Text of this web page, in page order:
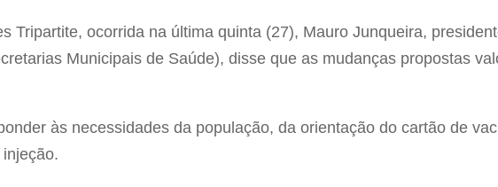
Tripartite, ocorrida na última quinta (27), Mauro Junqueira,
Municipais de Saúde), disse que as mudanças propostas
às necessidades da população, da orientação do cartão de